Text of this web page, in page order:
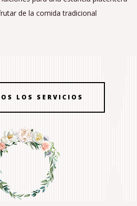
de la comida tradicional
LOS SERVICIOS